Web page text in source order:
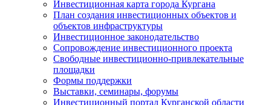
Инвестиционная карта города Кургана
План создания инвестиционных объектов и
объектов инфраструктуры
Инвестиционное законодательство
Сопровождение инвестиционного проекта
Свободные инвестиционно-привлекательные
площадки
Формы поддержки
Выставки, семинары, форумы
Инвестиционный портал Курганской области